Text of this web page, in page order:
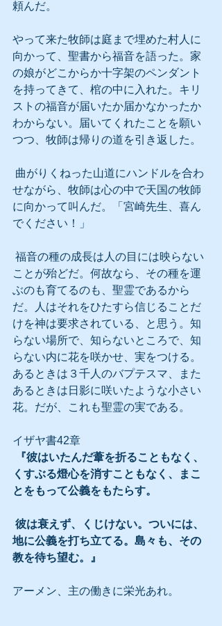
頼んだ。
やって来た牧師は庭まで埋めた村人に
向かって、聖書から福音を語った。家
の娘がどこからか十字架のペンダント
を持ってきて、棺の中に入れた。キリ
ストの福音が届いたか届かなかったか
わからない。届いてくれたことを願い
つつ、牧師は帰りの道を引き返した。
せながら、牧師は心の中で天国の牧師
に向かって叫んだ。「宮崎先生、喜ん
でください！」
ことが殆どだ。何故なら、その種を運
ぶのも育てるのも、聖霊であるから
だ。人はそれをひたすら信じることだ
けを神は要求されている、と思う。知
らない場所で、知らないところで、知
らない内に花を咲かせ、実をつける。
あるときは３千人のバプテスマ、また
あるときは日影に咲いたような小さい
花。だが、これも聖霊の実である。
イザヤ書42章
『彼はいたんだ葦を折ることもなく、
くすぶる燈心を消すこともなく、まこ
とをもって公義をもたらす。
地に公義を打ち立てる。島々も、その
教を待ち望む。』
アーメン、主の働きに栄光あれ。